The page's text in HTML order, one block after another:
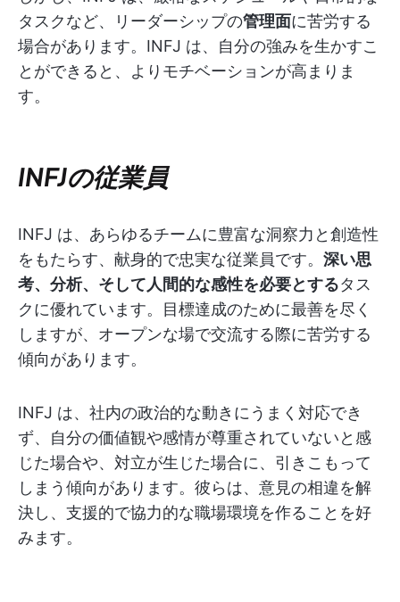
タスクなど、リーダーシップの管理面に苦労する
場合があります。INFJ は、自分の強みを生かすこ
とができると、よりモチベーションが高まりま
す。
INFJの従業員
INFJ は、あらゆるチームに豊富な洞察力と創造性
をもたらす、献身的で忠実な従業員です。 深い思
考、分析、そして人間的な感性を必要とするタス
クに優れています。目標達成のために最善を尽く
しますが、オープンな場で交流する際に苦労する
傾向があります。
INFJ は、社内の政治的な動きにうまく対応でき
ず、自分の価値観や感情が尊重されていないと感
じた場合や、対立が生じた場合に、引きこもって
しまう傾向があります。彼らは、意見の相違を解
決し、支援的で協力的な職場環境を作ることを好
みます。